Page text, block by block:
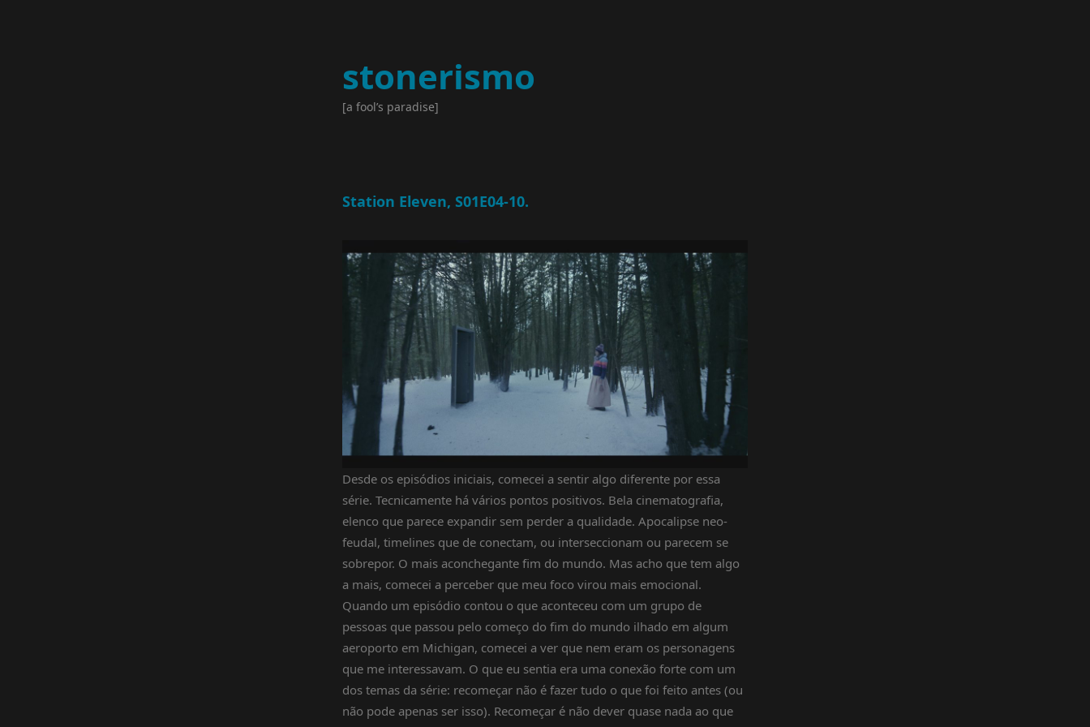
stonerismo
[a fool’s paradise]
Station Eleven, S01E04-10.
Desde os episódios iniciais, comecei a sentir algo diferente por essa
série. Tecnicamente há vários pontos positivos. Bela cinematografia,
elenco que parece expandir sem perder a qualidade. Apocalipse neo-
feudal, timelines que de conectam, ou interseccionam ou parecem se
sobrepor. O mais aconchegante fim do mundo. Mas acho que tem algo
a mais, comecei a perceber que meu foco virou mais emocional.
Quando um episódio contou o que aconteceu com um grupo de
pessoas que passou pelo começo do fim do mundo ilhado em algum
aeroporto em Michigan, comecei a ver que nem eram os personagens
que me interessavam. O que eu sentia era uma conexão forte com um
dos temas da série: recomeçar não é fazer tudo o que foi feito antes (ou
não pode apenas ser isso). Recomeçar é não dever quase nada ao que